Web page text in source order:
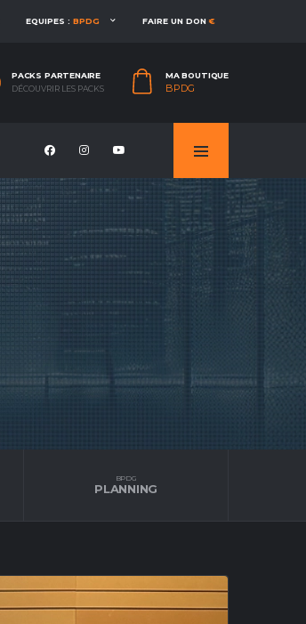
EQUIPES : BPDG FAIRE UN DON€
PACKS PARTENAIRE
DÉCOUVRIR LES PACKS
MA BOUTIQUE
BPDG
BPDG
PLANNING